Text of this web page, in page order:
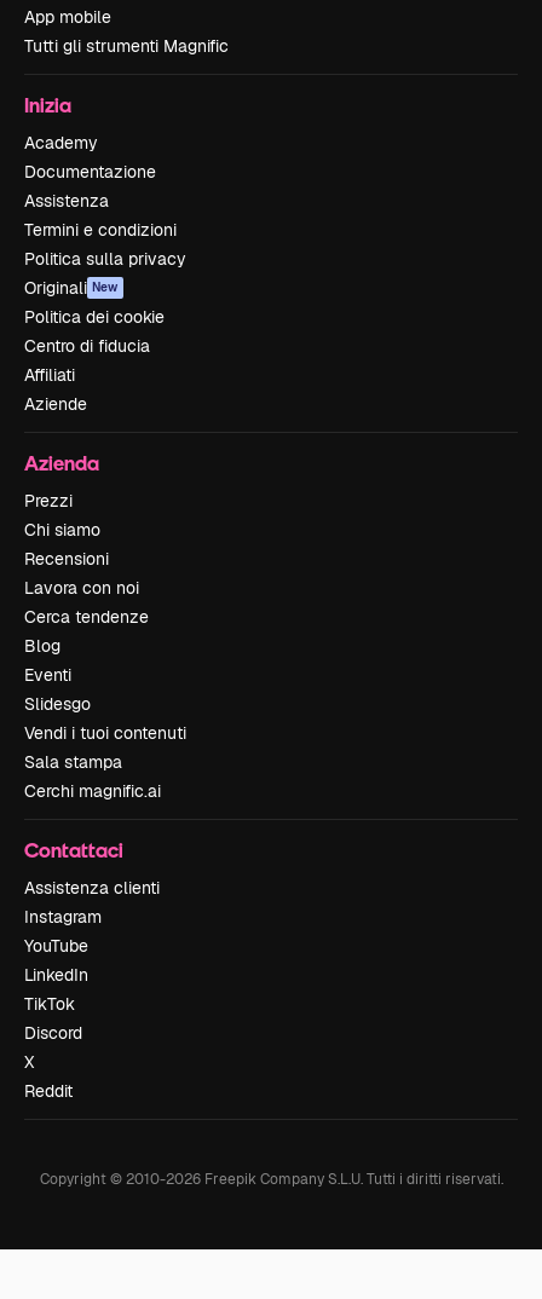
App mobile
Tutti gli strumenti Magnific
Inizia
Academy
Documentazione
Assistenza
Termini e condizioni
Politica sulla privacy
Originali New
Politica dei cookie
Centro di fiducia
Affiliati
Aziende
Azienda
Prezzi
Chi siamo
Recensioni
Lavora con noi
Cerca tendenze
Blog
Eventi
Slidesgo
Vendi i tuoi contenuti
Sala stampa
Cerchi magnific.ai
Contattaci
Assistenza clienti
Instagram
YouTube
LinkedIn
TikTok
Discord
X
Reddit
Copyright © 2010-2026Freepik Company S.L.U. Tutti i diritti riservati.